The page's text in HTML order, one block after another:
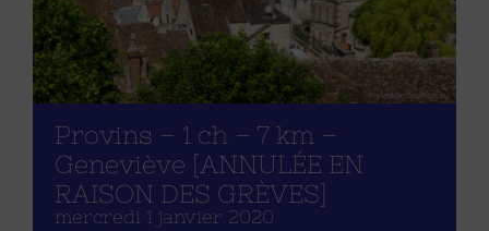
Provins – 1 ch – 7 km –
Geneviève [ANNULÉE EN
RAISON DES GRÈVES]
mercredi 1 janvier 2020